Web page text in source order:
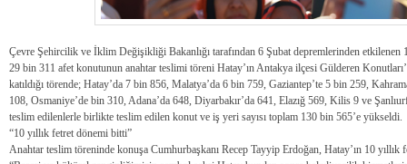
Çevre Şehircilik ve İklim Değişikliği Bakanlığı tarafından 6 Şubat depremlerinden etkilenen
29 bin 311 afet konutunun anahtar teslimi töreni Hatay’ın Antakya ilçesi Gülderen
katıldığı törende; Hatay’da 7 bin 856, Malatya’da 6 bin 759, Gaziantep’te 5 bin 259,
108, Osmaniye’de bin 310, Adana’da 648, Diyarbakır’da 641, Elazığ 569, Kilis 9 ve
teslim edilenlerle birlikte teslim edilen konut ve iş yeri sayısı toplam 130 bin 565’e yükseldi.
“10 yıllık fetret dönemi bitti”
Anahtar teslim töreninde konuşa Cumhurbaşkanı Recep Tayyip Erdoğan, Hatay’ın 10 yıllık